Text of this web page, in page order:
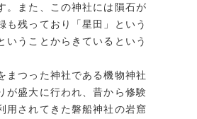
。また、この神社には隕石が
も残っており「星田」という
いうことからきているという
つった神社である機物神社
が盛大に行われ、昔から修験
用されてきた磐船神社の岩窟